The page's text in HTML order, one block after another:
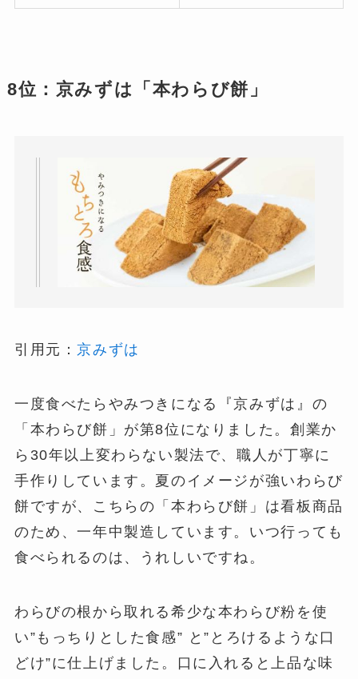
8位：京みずは「本わらび餅」
引用元：京みずは
一度食べたらやみつきになる『京みずは』の
「本わらび餅」が第8位になりました。創業か
ら30年以上変わらない製法で、職人が丁寧に
手作りしています。夏のイメージが強いわらび
餅ですが、こちらの「本わらび餅」は看板商品
のため、一年中製造しています。いつ行っても
食べられるのは、うれしいですね。
わらびの根から取れる希少な本わらび粉を使
い”もっちりとした食感” と”とろけるような口
どけ”に仕上げました。口に入れると上品な味